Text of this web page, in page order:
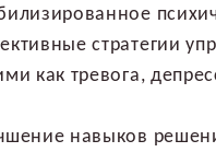
стратегии
как тревога,
навыков